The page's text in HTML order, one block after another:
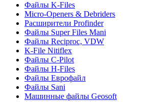
Файлы K-Files
Micro-Openers & Debriders
Расширители Profinder
Файлы Super Files Mani
Файлы Reciproc, VDW
K-File Nitiflex
Файлы C-Pilot
Файлы H-Files
Файлы Еврофайл
Файлы Sani
Машинные файлы Geosoft